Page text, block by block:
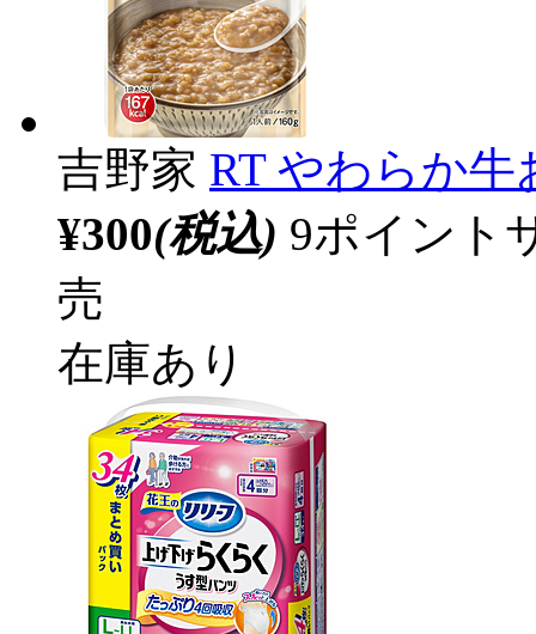
吉野家 RT やわらか牛
¥300(税込) 9ポイント
売
在庫あり